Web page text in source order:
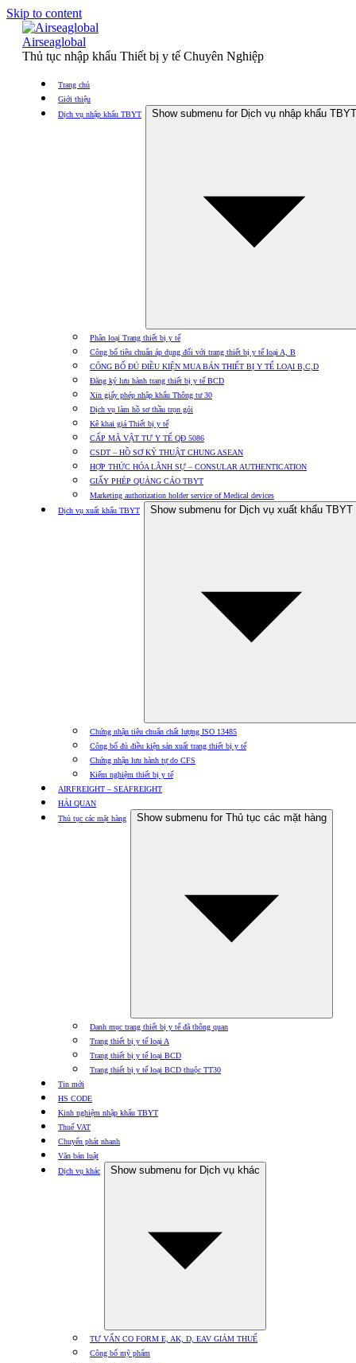
Skip to content
Airseaglobal
Thủ tục nhập khẩu Thiết bị y tế Chuyên Nghiệp
Trang chủ
Giới thiệu
Dịch vụ nhập khẩu TBYT
Show submenu for Dịch vụ nhập khẩu TBYT
Phân loại Trang thiết bị y tế
Công bố tiêu chuẩn áp dụng đối với trang thiết bị y tế loại A, B
CÔNG BỐ ĐỦ ĐIỀU KIỆN MUA BÁN THIẾT BỊ Y TẾ LOẠI B,C,D
Đăng ký lưu hành trang thiết bị y tế BCD
Xin giấy phép nhập khẩu Thông tư 30
Dịch vụ làm hồ sơ thầu trọn gói
Kê khai giá Thiết bị y tế
CẤP MÃ VẬT TƯ Y TẾ QĐ 5086
CSDT – HỒ SƠ KỸ THUẬT CHUNG ASEAN
HỢP THỨC HÓA LÃNH SỰ – CONSULAR AUTHENTICATION
GIẤY PHÉP QUẢNG CÁO TBYT
Marketing authorization holder service of Medical devices
Dịch vụ xuất khẩu TBYT
Show submenu for Dịch vụ xuất khẩu TBYT
Chứng nhận tiêu chuẩn chất lượng ISO 13485
Công bố đủ điều kiện sản xuất trang thiết bị y tế
Chứng nhận lưu hành tự do CFS
Kiểm nghiệm thiết bị y tế
AIRFREIGHT – SEAFREIGHT
HẢI QUAN
Thủ tục các mặt hàng
Show submenu for Thủ tục các mặt hàng
Danh mục trang thiết bị y tế đã thông quan
Trang thiết bị y tế loại A
Trang thiết bị y tế loại BCD
Trang thiết bị y tế loại BCD thuộc TT30
Tin mới
HS CODE
Kinh nghiệm nhập khẩu TBYT
Thuế VAT
Chuyển phát nhanh
Văn bản luật
Dịch vụ khác
Show submenu for Dịch vụ khác
TƯ VẤN CO FORM E, AK, D, EAV GIẢM THUẾ
Công bố mỹ phẩm